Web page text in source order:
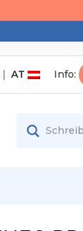
AT Info: